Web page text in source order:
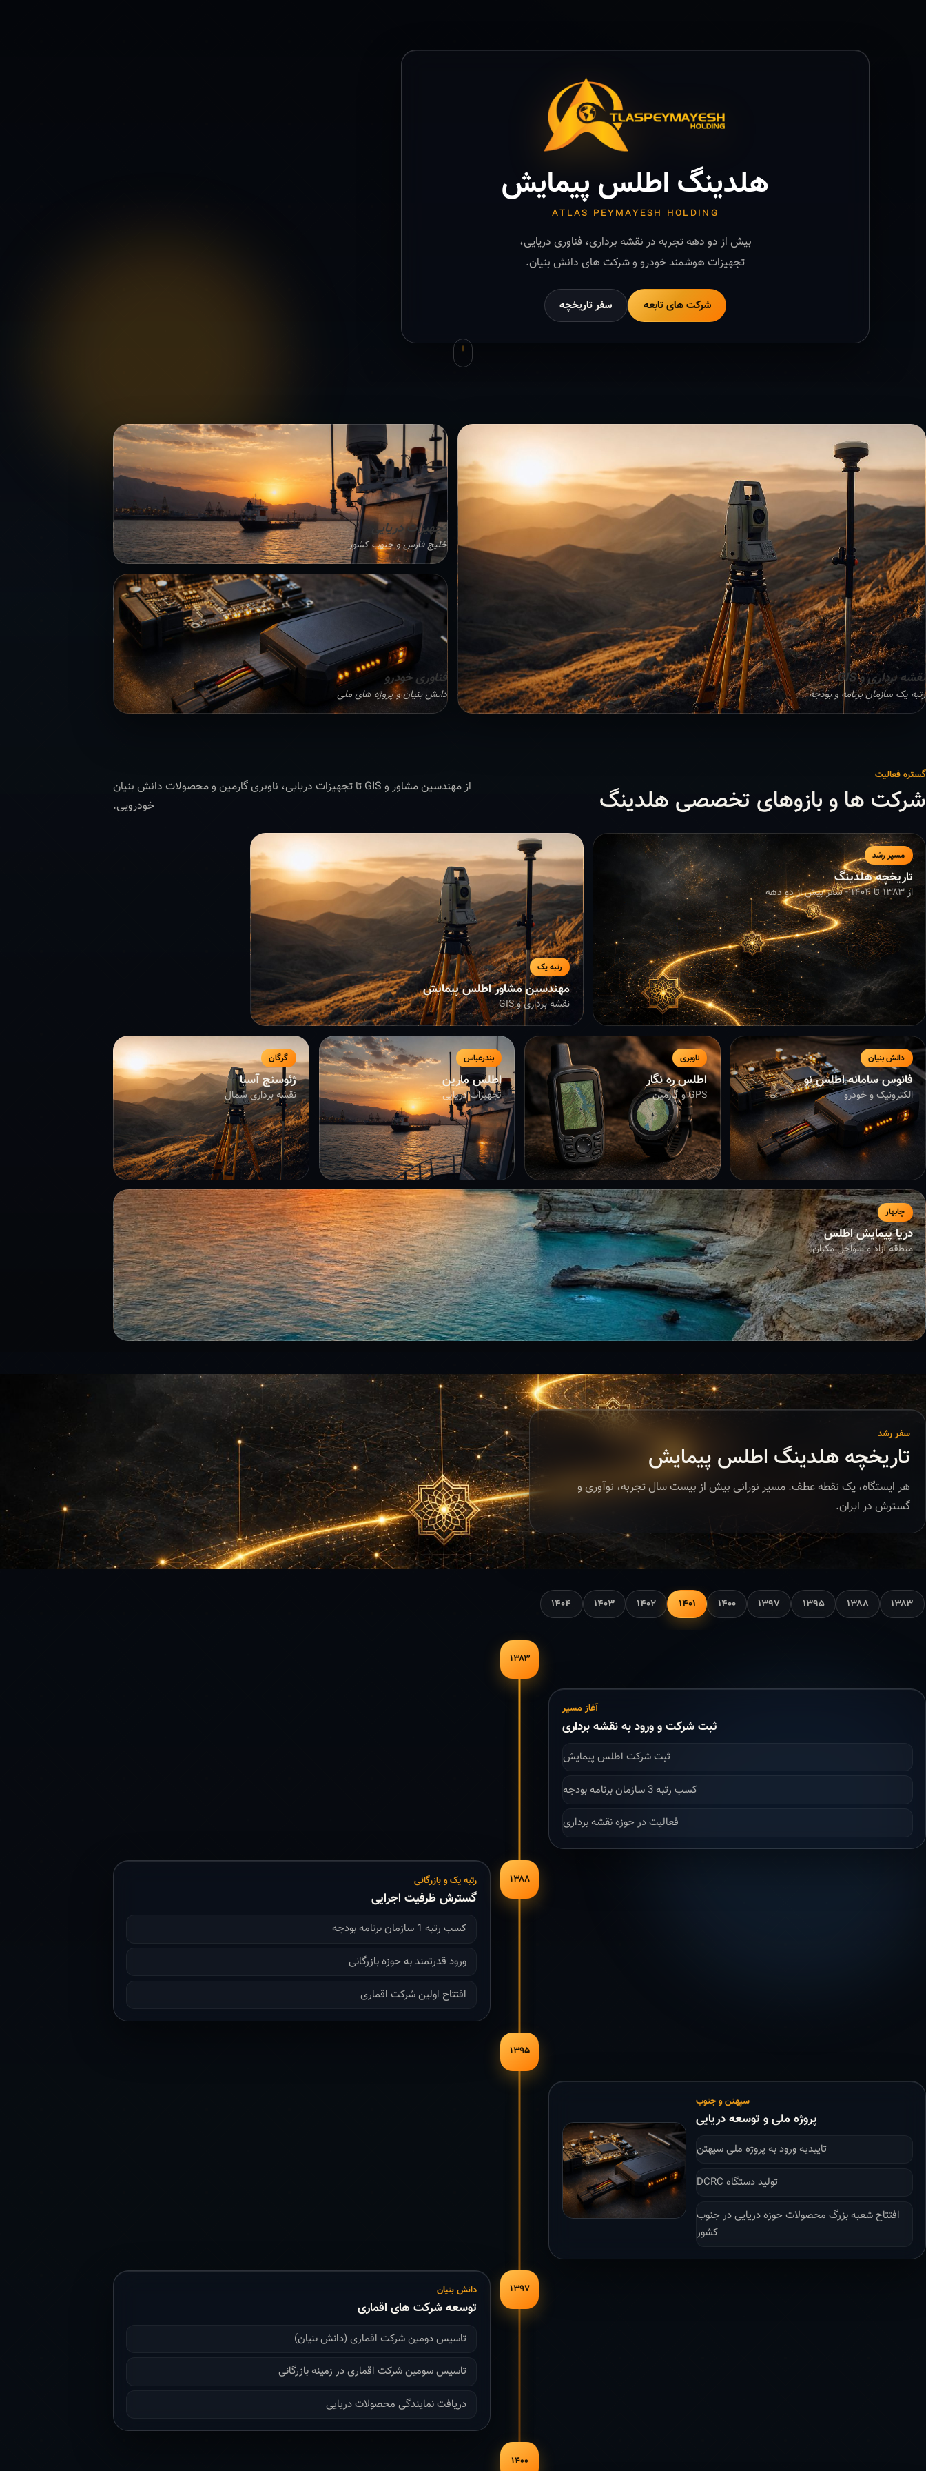
هلدینگ اطلس پیمایش
ATLAS PEYMAYESH HOLDING
بیش از دو دهه تجربه در نقشه برداری، فناوری دریایی،
تجهیزات هوشمند خودرو و شرکت های دانش بنیان.
شرکت های تابعه سفر تاریخچه
نقشه برداری و GIS
رتبه یک سازمان برنامه و بودجه
تجهیزات دریایی
خلیج فارس و جنوب کشور
فناوری خودرو
دانش بنیان و پروژه های ملی
گستره فعالیت
شرکت ها و بازوهای تخصصی هلدینگ
از مهندسین مشاور و GIS تا تجهیزات دریایی، ناوبری گارمین و محصولات دانش بنیان
خودرویی.
مسیر رشد
تاریخچه هلدینگ
از ۱۳۸۳ تا ۱۴۰۴ - سفر بیش از دو دهه
رتبه یک
مهندسین مشاور اطلس پیمایش
نقشه برداری و GIS
دانش بنیان
فانوس سامانه اطلس نو
الکترونیک و خودرو
ناوبری
اطلس ره نگار
GPS و گارمین
بندرعباس
اطلس مارین
تجهیزات دریایی
گرگان
ژئوسنج آسیا
نقشه برداری شمال
چابهار
دریا پیمایش اطلس
منطقه آزاد و سواحل مکران
سفر رشد
تاریخچه هلدینگ اطلس پیمایش
هر ایستگاه، یک نقطه عطف. مسیر نورانی بیش از بیست سال تجربه، نوآوری و
گسترش در ایران.
۱۳۸۳ ۱۳۸۸ ۱۳۹۵ ۱۳۹۷ ۱۴۰۰ ۱۴۰۱ ۱۴۰۲ ۱۴۰۳ ۱۴۰۴
۱۳۸۳
آغاز مسیر
ثبت شرکت و ورود به نقشه برداری
ثبت شرکت اطلس پیمایش
کسب رتبه 3 سازمان برنامه بودجه
فعالیت در حوزه نقشه برداری
۱۳۸۸ رتبه یک و بازرگانی
گسترش ظرفیت اجرایی
کسب رتبه 1 سازمان برنامه بودجه
ورود قدرتمند به حوزه بازرگانی
افتتاح اولین شرکت اقماری
۱۳۹۵
سپهتن و جنوب
پروژه ملی و توسعه دریایی
تاییدیه ورود به پروژه ملی سپهتن
تولید دستگاه DCRC
افتتاح شعبه بزرگ محصولات حوزه دریایی در جنوب
کشور
۱۳۹۷ دانش بنیان
توسعه شرکت های اقماری
تاسیس دومین شرکت اقماری (دانش بنیان)
تاسیس سومین شرکت اقماری در زمینه بازرگانی
دریافت نمایندگی محصولات دریایی
۱۴۰۰